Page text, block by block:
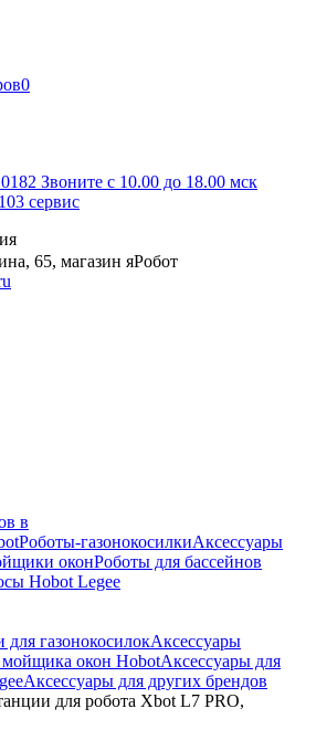
0
Звоните с 10.00 до 18.00 мск
сервис
65, магазин яРобот
в
Роботы-газонокосилкиАксессуары
оконРоботы для бассейнов
Hobot Legee
для газонокосилокАксессуары
мойщика окон HobotАксессуары для
Аксессуары для других брендов
для робота Xbot L7 PRO,